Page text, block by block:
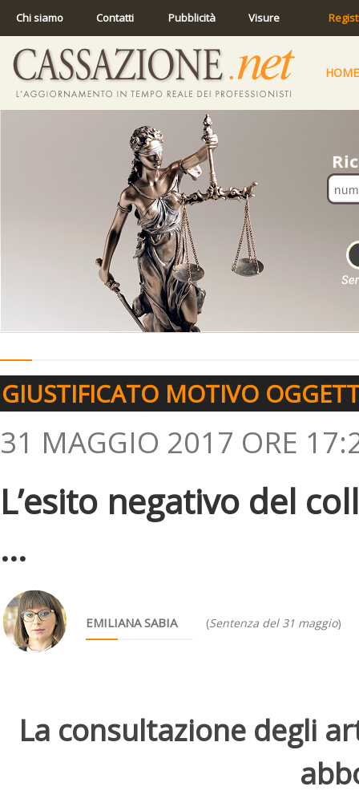
Chi siamo Contatti Pubblicità Visure
HOME
GIUSTIFICATO MOTIVO
31 MAGGIO 2017 ORE
L’esito negativo del
...
EMILIANA SABIA (Sentenza del 31 maggio)
La consultazione degli